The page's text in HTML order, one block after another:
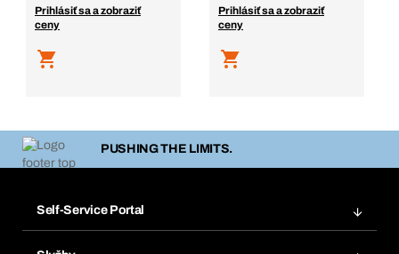
Prihlásiť sa a zobraziť
ceny
Prihlásiť sa a zobraziť
ceny
PUSHING THE LIMITS.
Self-Service Portal